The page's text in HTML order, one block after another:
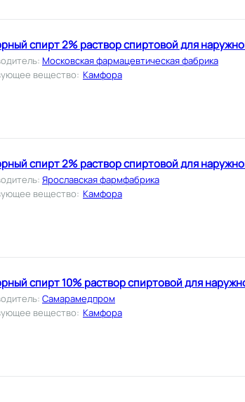
спирт 2% раствор спиртовой для
: Московская фармацевтическая фабрика
вещество: Камфора
спирт 2% раствор спиртовой для
: Ярославская фармфабрика
вещество: Камфора
спирт 10% раствор спиртовой для
: Самарамедпром
вещество: Камфора